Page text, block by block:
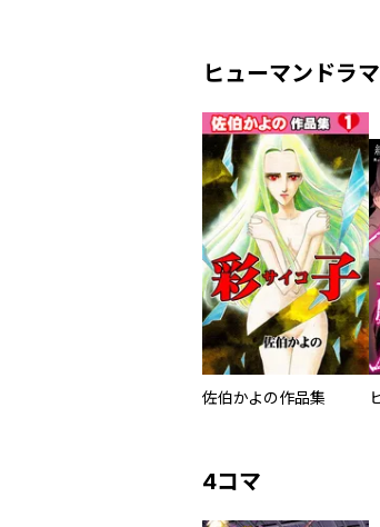
ヒューマンドラマ
佐伯かよの作品集
4コマ